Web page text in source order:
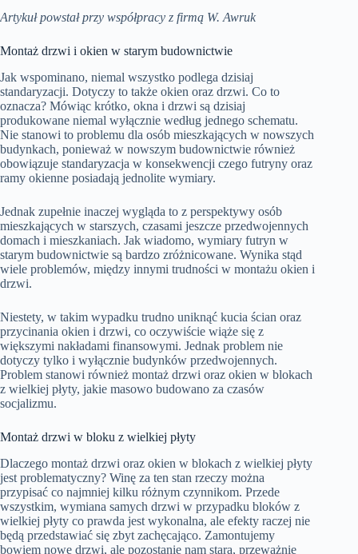
Artykuł powstał przy współpracy z firmą W. Awruk
Montaż drzwi i okien w starym budownictwie
Jak wspominano, niemal wszystko podlega dzisiaj
standaryzacji. Dotyczy to także okien oraz drzwi. Co to
oznacza? Mówiąc krótko, okna i drzwi są dzisiaj
produkowane niemal wyłącznie według jednego schematu.
Nie stanowi to problemu dla osób mieszkających w nowszych
budynkach, ponieważ w nowszym budownictwie również
obowiązuje standaryzacja w konsekwencji czego futryny oraz
ramy okienne posiadają jednolite wymiary.
Jednak zupełnie inaczej wygląda to z perspektywy osób
mieszkających w starszych, czasami jeszcze przedwojennych
domach i mieszkaniach. Jak wiadomo, wymiary futryn w
starym budownictwie są bardzo zróżnicowane. Wynika stąd
wiele problemów, między innymi trudności w montażu okien i
drzwi.
Niestety, w takim wypadku trudno uniknąć kucia ścian oraz
przycinania okien i drzwi, co oczywiście wiąże się z
większymi nakładami finansowymi. Jednak problem nie
dotyczy tylko i wyłącznie budynków przedwojennych.
Problem stanowi również montaż drzwi oraz okien w blokach
z wielkiej płyty, jakie masowo budowano za czasów
socjalizmu.
Montaż drzwi w bloku z wielkiej płyty
Dlaczego montaż drzwi oraz okien w blokach z wielkiej płyty
jest problematyczny? Winę za ten stan rzeczy można
przypisać co najmniej kilku różnym czynnikom. Przede
wszystkim, wymiana samych drzwi w przypadku bloków z
wielkiej płyty co prawda jest wykonalna, ale efekty raczej nie
będą przedstawiać się zbyt zachęcająco. Zamontujemy
bowiem nowe drzwi, ale pozostanie nam stara, przeważnie